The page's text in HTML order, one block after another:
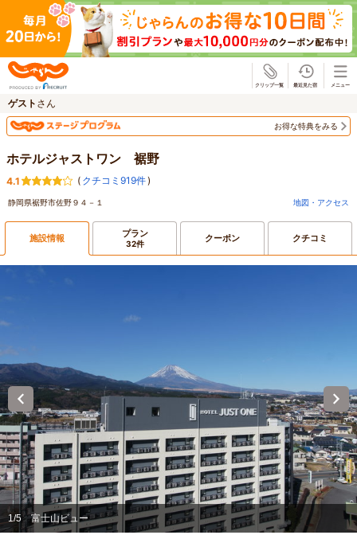
ゲスト さん
お得な特典をみる
ホテルジャストワン 裾野
4.1 ( クチコミ919件)
静岡県裾野市佐野９４－１ 地図・アクセス
施設情報 プラン
32件 クーポン クチコミ
1/5 富士山ビュー